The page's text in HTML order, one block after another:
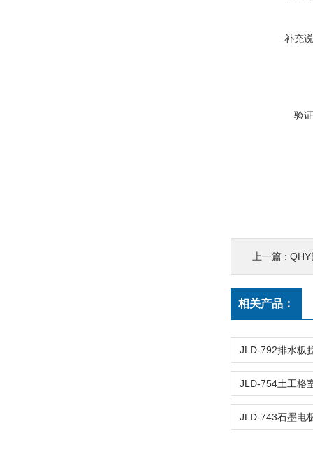
补充
验
上一篇 : QHY
相关产品：